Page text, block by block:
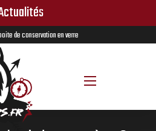
de conservation en verre​